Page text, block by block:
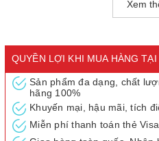
Thông số kỹ thuật:
Màu sắc : Đỏ, cam
Xem
QUYỀN LỢI KHI MUA HÀNG
Sản phẩm đa dạng, chất
hãng 100%
Khuyến mại, hậu mãi, tích
Miễn phí thanh toán thẻ